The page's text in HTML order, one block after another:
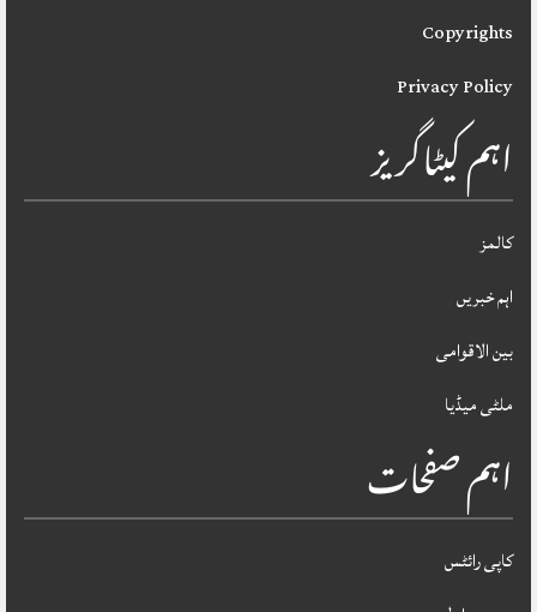
Copyrights
Privacy Policy
اہم کیٹاگریز
کالمز
اہم خبریں
بین الاقوامی
ملٹی میڈیا
اہم صفحات
کاپی رائٹس